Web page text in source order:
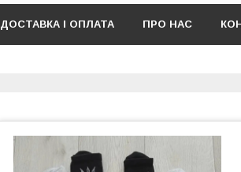
ДОСТАВКА І ОПЛАТА ПРО НАС